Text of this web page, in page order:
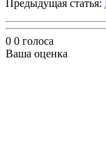
Предыдущая статья:
0 0 голоса
Ваша оценка